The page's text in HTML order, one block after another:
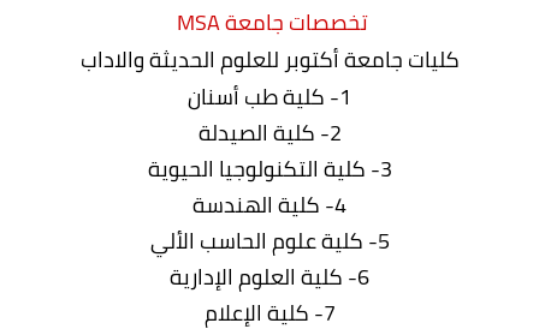
تخصصات جامعة MSA
كليات جامعة أكتوبر للعلوم الحديثة والاداب
1- كلية طب أسنان
2- كلية الصيدلة
3- كلية التكنولوجيا الحيوية
4- كلية الهندسة
5- كلية علوم الحاسب الألي
6- كلية العلوم الإدارية
7- كلية الإعلام